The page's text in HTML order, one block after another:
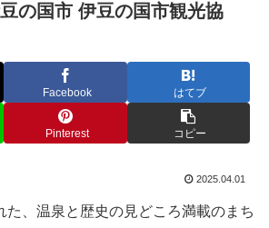
の国市 伊豆の国市観光協
Facebook はてブ
Pinterest コピー
2025.04.01
た、温泉と歴史の見どころ満載のまち